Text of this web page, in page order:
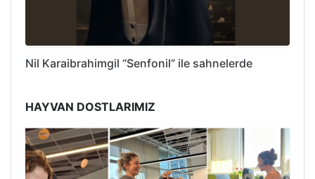
Nil Karaibrahimgil “Senfonil” ile sahnelerde
HAYVAN DOSTLARIMIZ